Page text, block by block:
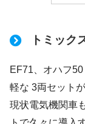
トミック
EF71、オハフ
軽な 3両セット
現状電気機関車